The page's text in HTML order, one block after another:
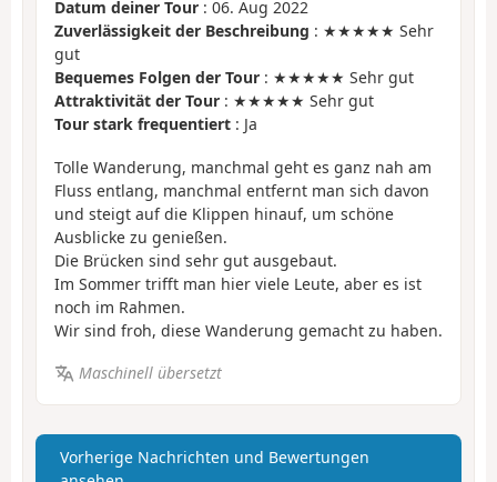
Datum deiner Tour : 06. Aug 2022
Zuverlässigkeit der Beschreibung : ★★★★★ Sehr
gut
Bequemes Folgen der Tour : ★★★★★ Sehr gut
Attraktivität der Tour : ★★★★★ Sehr gut
Tour stark frequentiert : Ja
Tolle Wanderung, manchmal geht es ganz nah am
Fluss entlang, manchmal entfernt man sich davon
und steigt auf die Klippen hinauf, um schöne
Ausblicke zu genießen.
Die Brücken sind sehr gut ausgebaut.
Im Sommer trifft man hier viele Leute, aber es ist
noch im Rahmen.
Wir sind froh, diese Wanderung gemacht zu haben.
Maschinell übersetzt
Vorherige Nachrichten und Bewertungen